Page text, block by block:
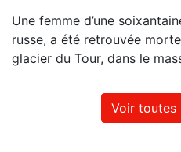
Une femme d’une
russe, a été retrouvée
glacier du Tour, dans le
Voir toutes